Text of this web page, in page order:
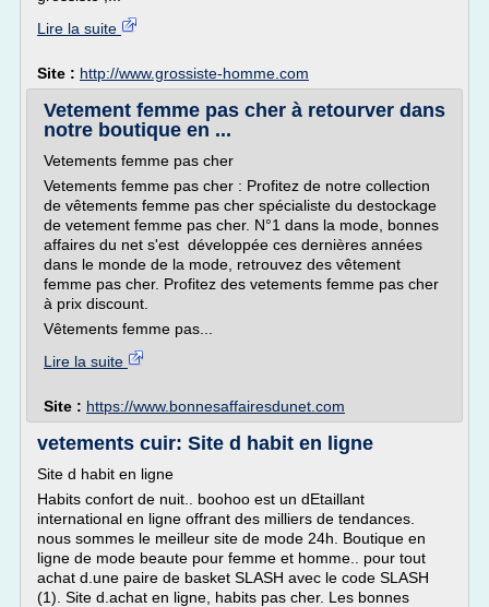
Lire la suite
Site : http://www.grossiste-homme.com
Vetement femme pas cher à retourver dans
notre boutique en ...
Vetements femme pas cher
Vetements femme pas cher : Profitez de notre collection
de vêtements femme pas cher spécialiste du destockage
de vetement femme pas cher. N°1 dans la mode, bonnes
affaires du net s'est développée ces dernières années
dans le monde de la mode, retrouvez des vêtement
femme pas cher. Profitez des vetements femme pas cher
à prix discount.
Vêtements femme pas...
Lire la suite
Site : https://www.bonnesaffairesdunet.com
vetements cuir: Site d habit en ligne
Site d habit en ligne
Habits confort de nuit.. boohoo est un dEtaillant
international en ligne offrant des milliers de tendances.
nous sommes le meilleur site de mode 24h. Boutique en
ligne de mode beaute pour femme et homme.. pour tout
achat d.une paire de basket SLASH avec le code SLASH
(1). Site d.achat en ligne, habits pas cher. Les bonnes